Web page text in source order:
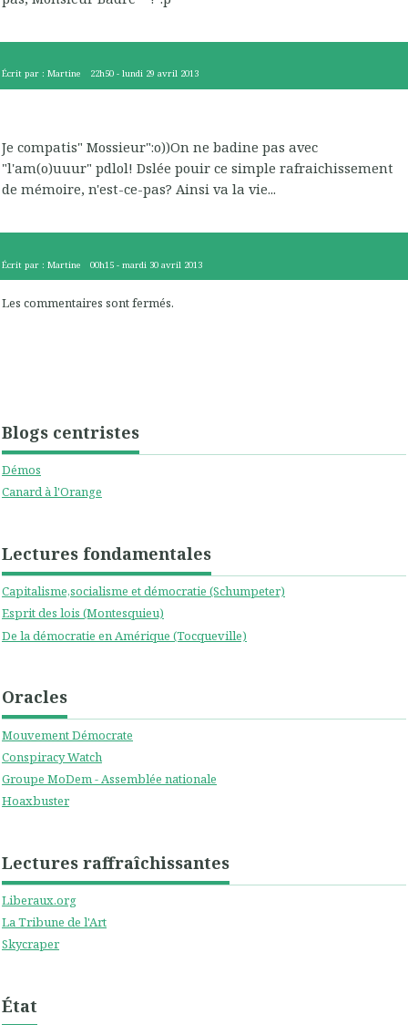
Blogs centristes
Démos
Canard à l'Orange
Lectures fondamentales
Capitalisme,socialisme et démocratie (Schumpeter)
Esprit des lois (Montesquieu)
De la démocratie en Amérique (Tocqueville)
Oracles
Mouvement Démocrate
Conspiracy Watch
Groupe MoDem - Assemblée nationale
Hoaxbuster
Lectures raffraîchissantes
Liberaux.org
La Tribune de l'Art
Skycraper
État
Écrit par : Martine 22h50 -lundi 29 avril 2013
Je compatis" Mossieur":o))On ne badine pas avec
"l'am(o)uuur" pdlol! Dslée pouir ce simple rafraichissement
de mémoire, n'est-ce-pas? Ainsi va la vie...
Écrit par : Martine 00h15 -mardi 30 avril 2013
Les commentaires sont fermés.